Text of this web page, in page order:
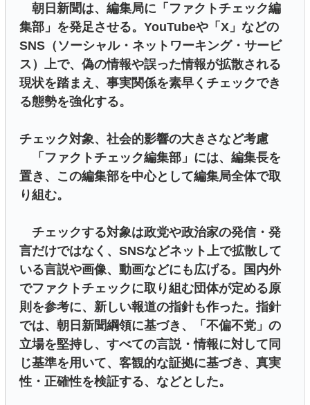
朝日新聞は、編集局に「ファクトチェック編
集部」を発足させる。YouTubeや「X」などの
SNS（ソーシャル・ネットワーキング・サービ
ス）上で、偽の情報や誤った情報が拡散される
現状を踏まえ、事実関係を素早くチェックでき
る態勢を強化する。
チェック対象、社会的影響の大きさなど考慮
「ファクトチェック編集部」には、編集長を
置き、この編集部を中心として編集局全体で取
り組む。
チェックする対象は政党や政治家の発信・発
言だけではなく、SNSなどネット上で拡散して
いる言説や画像、動画などにも広げる。国内外
でファクトチェックに取り組む団体が定める原
則を参考に、新しい報道の指針も作った。指針
では、朝日新聞綱領に基づき、「不偏不党」の
立場を堅持し、すべての言説・情報に対して同
じ基準を用いて、客観的な証拠に基づき、真実
性・正確性を検証する、などとした。